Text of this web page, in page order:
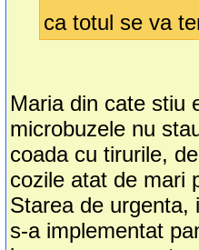
ca totul se va
Maria din cate stiu
microbuzele nu
coada cu tirurile,
cozile atat de mari
Starea de urgenta,
s-a implementat